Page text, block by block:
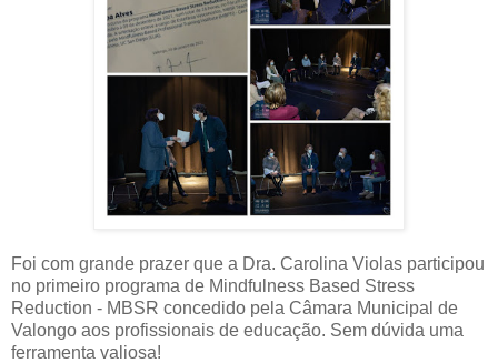
Foi com grande prazer que a Dra. Carolina Violas participou
no primeiro programa de Mindfulness Based Stress
Reduction - MBSR concedido pela Câmara Municipal de
Valongo aos profissionais de educação. Sem dúvida uma
ferramenta valiosa!